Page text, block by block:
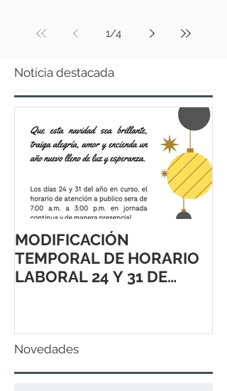
1/4
Noticia destacada
MODIFICACIÓN
TEMPORAL DE HORARIO
LABORAL 24 Y 31 DE
Novedades